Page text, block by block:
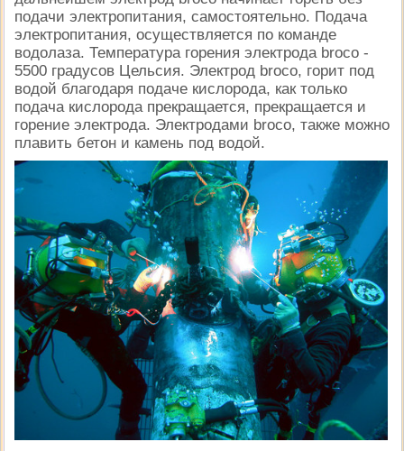
подачи электропитания, самостоятельно. Подача
электропитания, осуществляется по команде
водолаза. Температура горения электрода broco -
5500 градусов Цельсия. Электрод broco, горит под
водой благодаря подаче кислорода, как только
подача кислорода прекращается, прекращается и
горение электрода. Электродами broco, также можно
плавить бетон и камень под водой.